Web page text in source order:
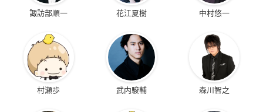
諏訪部順一 花江夏樹 中村悠一
村瀬歩 武内駿輔 森川智之